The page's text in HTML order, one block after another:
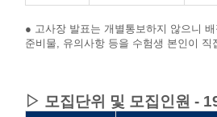
● 고사장 발표는 개별통보하지 않으니
준비물, 유의사항 등을 수험생 본인이 직
▷ 모집단위 및 모집인원 -